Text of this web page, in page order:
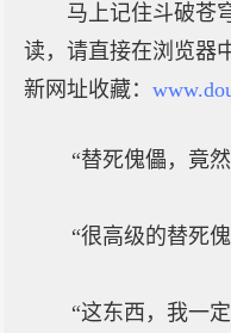
马上记住斗破苍
读，请直接在浏览器
新网址收藏：
“替死傀儡，竟
“很高级的替死傀
“这东西，我一定